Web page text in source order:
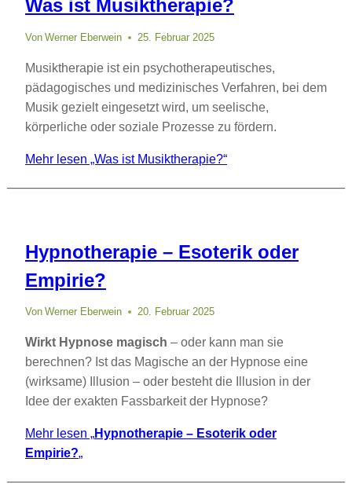
Was ist Musiktherapie?
Von Werner Eberwein 25. Februar 2025
Musiktherapie ist ein psychotherapeutisches,
pädagogisches und medizinisches Verfahren, bei dem
Musik gezielt eingesetzt wird, um seelische,
körperliche oder soziale Prozesse zu fördern.
Mehr lesen „Was ist Musiktherapie?“
Hypnotherapie – Esoterik oder
Empirie?
Von Werner Eberwein 20. Februar 2025
Wirkt Hypnose magisch – oder kann man sie
berechnen? Ist das Magische an der Hypnose eine
(wirksame) Illusion – oder besteht die Illusion in der
Idee der exakten Fassbarkeit der Hypnose?
Mehr lesen „Hypnotherapie – Esoterik oder
Empirie?„